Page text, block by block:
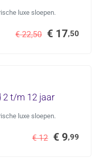
luxe sloepen.
€ 22,50 € 17,50
2 t/m 12 jaar
luxe sloepen.
€ 12 € 9,99